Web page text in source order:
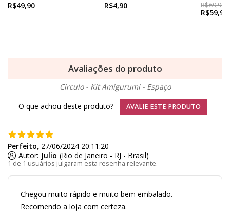
R$49,90 R$4,90 R$69,90
R$59,90
Avaliações do produto
Círculo - Kit Amigurumi - Espaço
O que achou deste produto?
AVALIE ESTE PRODUTO
1 de 1 usuários julgaram esta resenha relevante.
Perfeito, 27/06/2024 20:11:20
Autor: Julio (Rio de Janeiro - RJ - Brasil)
Chegou muito rápido e muito bem embalado.
Recomendo a loja com certeza.